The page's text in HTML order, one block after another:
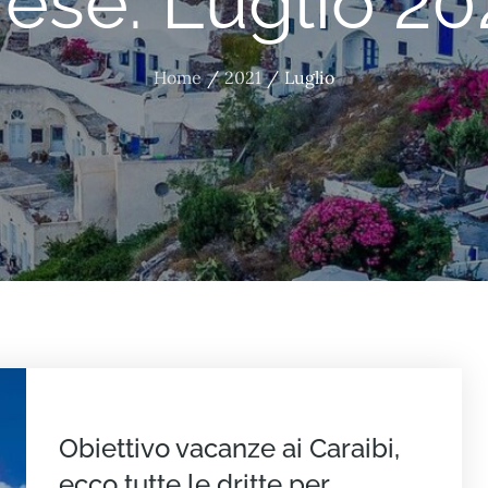
Home 2021 Luglio
Obiettivo vacanze ai Caraibi,